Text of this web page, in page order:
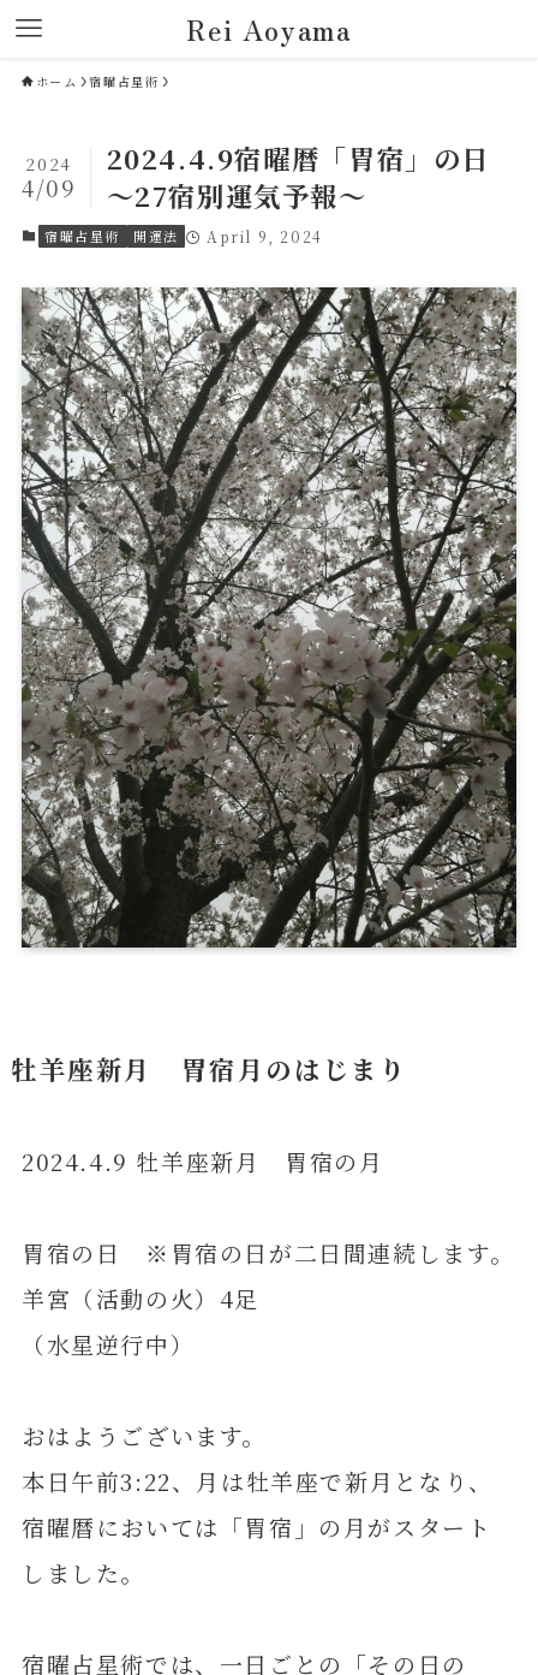
Rei Aoyama
ホーム 宿曜占星術
2024.4.9宿曜暦「胃宿」の日
～27宿別運気予報～
2024
4/09
宿曜占星術 開運法 April 9, 2024
牡羊座新月 胃宿月のはじまり
2024.4.9 牡羊座新月 胃宿の月
胃宿の日 ※胃宿の日が二日間連続します。
羊宮（活動の火）4足
（水星逆行中）
おはようございます。
本日午前3:22、月は牡羊座で新月となり、
宿曜暦においては「胃宿」の月がスタート
しました。
宿曜占星術では、一日ごとの「その日の